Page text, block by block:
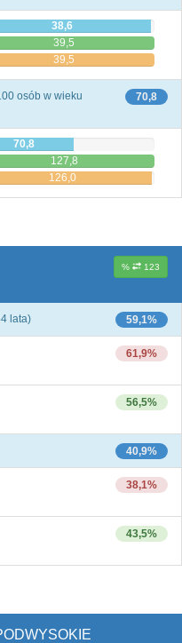
38,6
39,5
39,5
70,8
osób w wieku
70,8
127,8
126,0
% 123
59,1%
lata)
61,9%
56,5%
40,9%
38,1%
43,5%